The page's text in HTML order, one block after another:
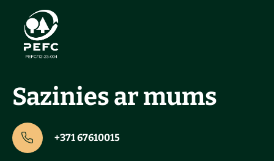
Sazinies ar mums
+371 67610015